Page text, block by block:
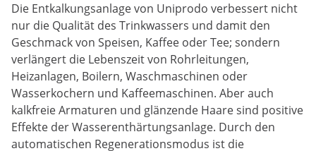
Die Entkalkungsanlage von Uniprodo verbessert nicht
nur die Qualität des Trinkwassers und damit den
Geschmack von Speisen, Kaffee oder Tee; sondern
verlängert die Lebenszeit von Rohrleitungen,
Heizanlagen, Boilern, Waschmaschinen oder
Wasserkochern und Kaffeemaschinen. Aber auch
kalkfreie Armaturen und glänzende Haare sind positive
Effekte der Wasserenthärtungsanlage. Durch den
automatischen Regenerationsmodus ist die